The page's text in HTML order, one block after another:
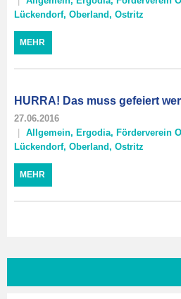
Lückendorf, Oberland, Ostritz
MEHR
HURRA! Das muss gefeiert
27.06.2016
Allgemein, Ergodia, Förderverein
Lückendorf, Oberland, Ostritz
MEHR